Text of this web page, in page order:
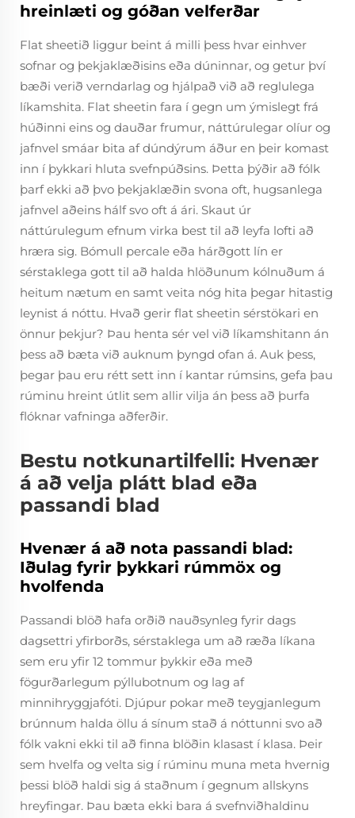
hreinlæti og góðan velferðar
Flat sheetið liggur beint á milli þess hvar einhver
sofnar og þekjaklæðisins eða dúninnar, og getur því
bæði verið verndarlag og hjálpað við að reglulega
líkamshita. Flat sheetin fara í gegn um ýmislegt frá
húðinni eins og dauðar frumur, náttúrulegar olíur og
jafnvel smáar bita af dúndýrum áður en þeir komast
inn í þykkari hluta svefnpúðsins. Þetta þýðir að fólk
þarf ekki að þvo þekjaklæðin svona oft, hugsanlega
jafnvel aðeins hálf svo oft á ári. Skaut úr
náttúrulegum efnum virka best til að leyfa lofti að
hræra sig. Bómull percale eða hárðgott lín er
sérstaklega gott til að halda hlöðunum kólnuðum á
heitum nætum en samt veita nóg hita þegar hitastig
leynist á nóttu. Hvað gerir flat sheetin sérstökari en
önnur þekjur? Þau henta sér vel við líkamshitann án
þess að bæta við auknum þyngd ofan á. Auk þess,
þegar þau eru rétt sett inn í kantar rúmsins, gefa þau
rúminu hreint útlit sem allir vilja án þess að þurfa
flóknar vafninga aðferðir.
Bestu notkunartilfelli: Hvenær
á að velja plátt blad eða
passandi blad
Hvenær á að nota passandi blad:
Iðulag fyrir þykkari rúmmöx og
hvolfenda
Passandi blöð hafa orðið nauðsynleg fyrir dags
dagsettri yfirborðs, sérstaklega um að ræða líkana
sem eru yfir 12 tommur þykkir eða með
fögurðarlegum pýllubotnum og lag af
minnihryggjafóti. Djúpur pokar með teygjanlegum
brúnnum halda öllu á sínum stað á nóttunni svo að
fólk vakni ekki til að finna blöðin klasast í klasa. Þeir
sem hvelfa og velta sig í rúminu muna meta hvernig
þessi blöð haldi sig á staðnum í gegnum allskyns
hreyfingar. Þau bæta ekki bara á svefnviðhaldinu